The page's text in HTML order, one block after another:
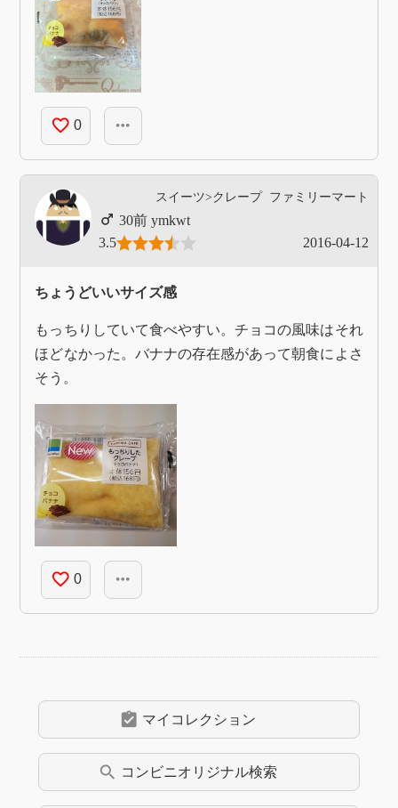
favorite_border 0 more_horiz
スイーツ>クレープ ファミリーマート
ymkwt
3.5
2016-04-12
ちょうどいいサイズ感
もっちりしていて食べやすい。チョコの風味はそれ
ほどなかった。バナナの存在感があって朝食によさ
そう。
favorite_border 0 more_horiz
assignment_turned_in マイコレクション
search コンビニオリジナル検索